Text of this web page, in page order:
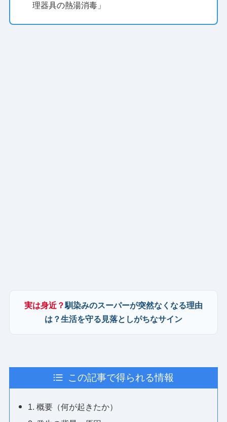
理器具の熱湯消毒」
実は身近？馴染みのスーパーが突然なくなる理由
は？生活を守る見落としがちなサイン
この記事で得られる情報
1. 概要（何が起きたか）